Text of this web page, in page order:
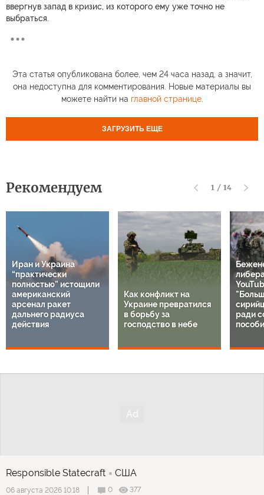
ввергнув запад в кризис, из которого ему уже точно не
выбраться.
Эта статья опубликована более, чем 24 часа назад, а значит,
она недоступна для комментирования. Новые материалы вы
можете найти на главной странице.
ЗАГРУЗИТЬ ЕЩЕ
Рекомендуем 1 / 14
Иран и Украина
“практически
полностью” истощили
американский
арсенал ракет
дальнего радиуса
действия
Как конфликт на
Украине превратился
в борьбу за
господство в небе
ради
Responsible Statecraft США
06 августа 2026 10:18 0
377